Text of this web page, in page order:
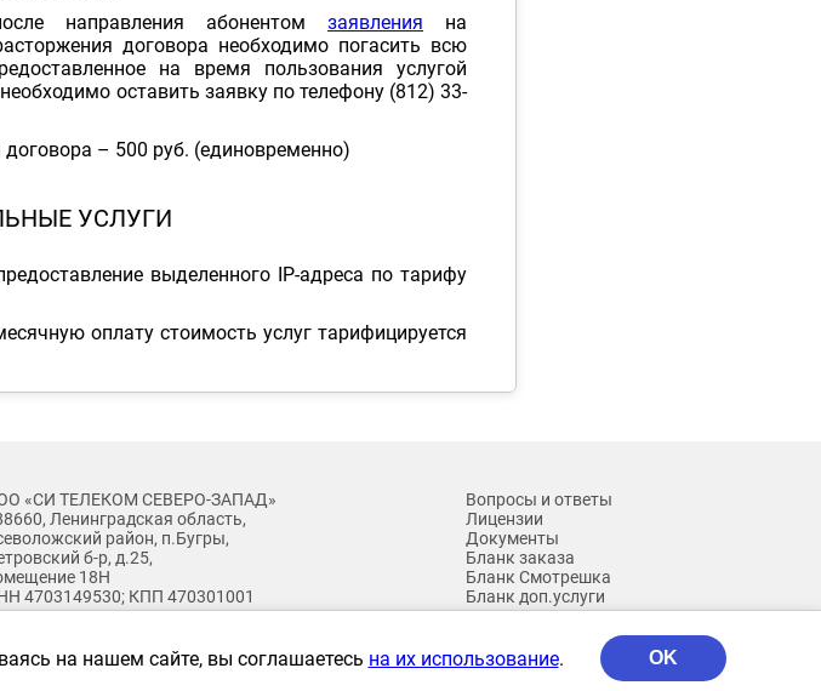
направления абонентом заявления на
договора необходимо погасить всю
на время пользования услугой
оставить заявку по телефону (812) 33-
– 500 руб. (единовременно)
УСЛУГИ
выделенного IP-адреса по тарифу
оплату стоимость услуг тарифицируется
«СИ ТЕЛЕКОМ СЕВЕРО-ЗАПАД»
Ленинградская область,
район, п.Бугры,
б-р, д.25,
18Н
4703149530; КПП 470301001
Вопросы и ответы
Лицензии
Документы
Бланк заказа
Бланк Смотрешка
Бланк доп.услуги
Архив
на нашем сайте, вы соглашаетесь на их использование. OK